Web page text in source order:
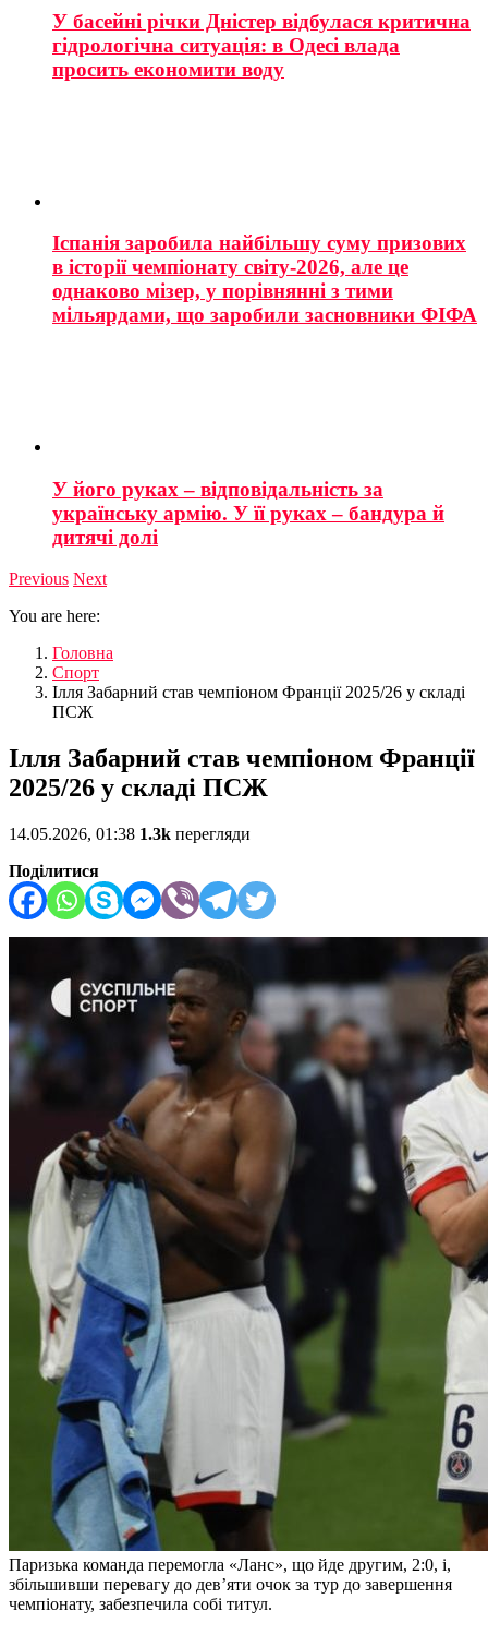
У басейні річки Дністер відбулася критична
гідрологічна ситуація: в Одесі влада
просить економити воду
Іспанія заробила найбільшу суму призових
в історії чемпіонату світу-2026, але це
однаково мізер, у порівнянні з тими
мільярдами, що заробили засновники ФІФА
У його руках – відповідальність за
українську армію. У її руках – бандура й
дитячі долі
Previous Next
You are here:
Головна
Спорт
Ілля Забарний став чемпіоном Франції 2025/26 у складі
ПСЖ
Ілля Забарний став чемпіоном Франції
2025/26 у складі ПСЖ
14.05.2026, 01:38 1.3k перегляди
Поділитися
Паризька команда перемогла «Ланс», що йде другим, 2:0, і,
збільшивши перевагу до дев’яти очок за тур до завершення
чемпіонату, забезпечила собі титул.